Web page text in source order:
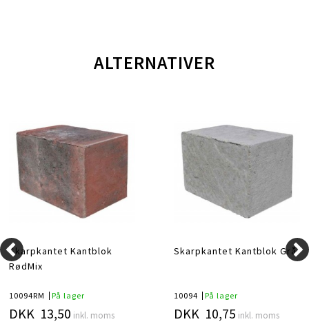
ALTERNATIVER
Skarpkantet Kantblok
RødMix
10094RM På lager
DKK 13,50 inkl. moms
Skarpkantet Kantblok Grå
10094 På lager
DKK 10,75 inkl. moms